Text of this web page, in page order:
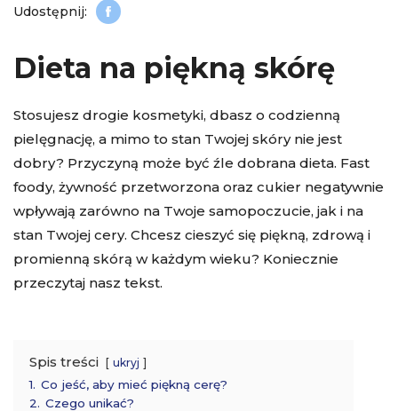
Dieta na piękną skórę
Stosujesz drogie kosmetyki, dbasz o codzienną
pielęgnację, a mimo to stan Twojej skóry nie jest
dobry? Przyczyną może być źle dobrana dieta. Fast
foody, żywność przetworzona oraz cukier negatywnie
wpływają zarówno na Twoje samopoczucie, jak i na
stan Twojej cery. Chcesz cieszyć się piękną, zdrową i
promienną skórą w każdym wieku? Koniecznie
przeczytaj nasz tekst.
Spis treści ukryj
1. Co jeść, aby mieć piękną cerę?
2. Czego unikać?